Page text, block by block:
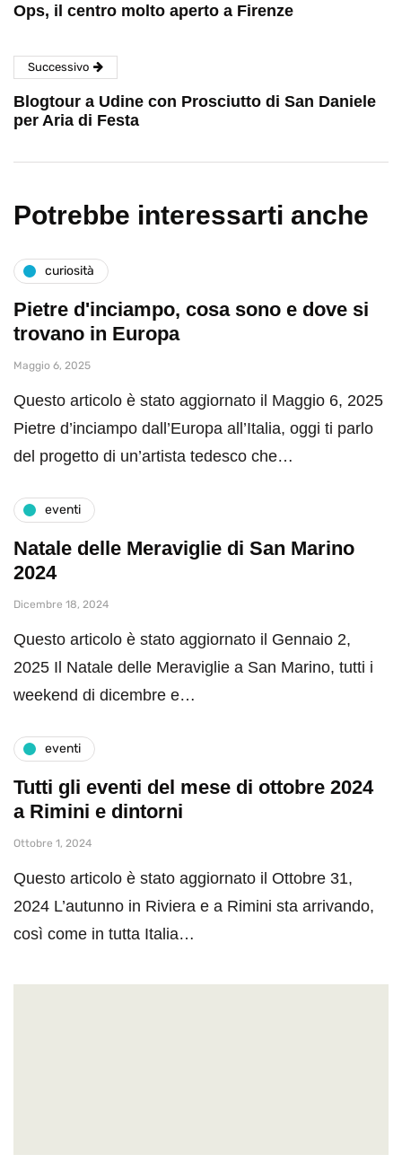
Ops, il centro molto aperto a Firenze
Successivo
Blogtour a Udine con Prosciutto di San Daniele
per Aria di Festa
Potrebbe interessarti anche
curiosità
Pietre d'inciampo, cosa sono e dove si
trovano in Europa
Maggio 6, 2025
Questo articolo è stato aggiornato il Maggio 6, 2025
Pietre d’inciampo dall’Europa all’Italia, oggi ti parlo
del progetto di un’artista tedesco che…
eventi
Natale delle Meraviglie di San Marino
2024
Dicembre 18, 2024
Questo articolo è stato aggiornato il Gennaio 2,
2025 Il Natale delle Meraviglie a San Marino, tutti i
weekend di dicembre e…
eventi
Tutti gli eventi del mese di ottobre 2024
a Rimini e dintorni
Ottobre 1, 2024
Questo articolo è stato aggiornato il Ottobre 31,
2024 L’autunno in Riviera e a Rimini sta arrivando,
così come in tutta Italia…